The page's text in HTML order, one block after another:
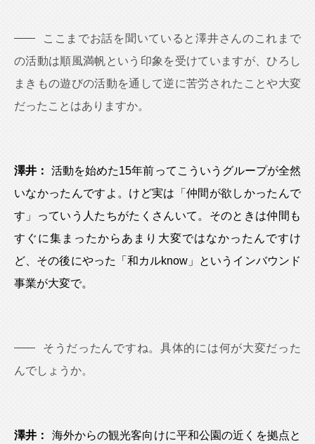
ここまでお話を聞いていると澤井さんのこれまで
の活動は順風満帆という印象を受けていますが、ひろし
まきもの遊びの活動を通して逆に苦労されたことや大変
だったことはありますか。
澤井：
活動を始めた15年前ってこういうグループが全然
いなかったんですよ。けど実は「仲間が欲しかったんで
す」っていう人たちがたくさんいて。そのときは仲間も
すぐに集まったからあまり大変ではなかったんですけ
ど、その後にやった「和カルknow」というインバウンド
事業が大変で。
そうだったんですね。具体的には何が大変だった
んでしょうか。
澤井： 海外からの観光客向けに平和公園の近くを拠点と